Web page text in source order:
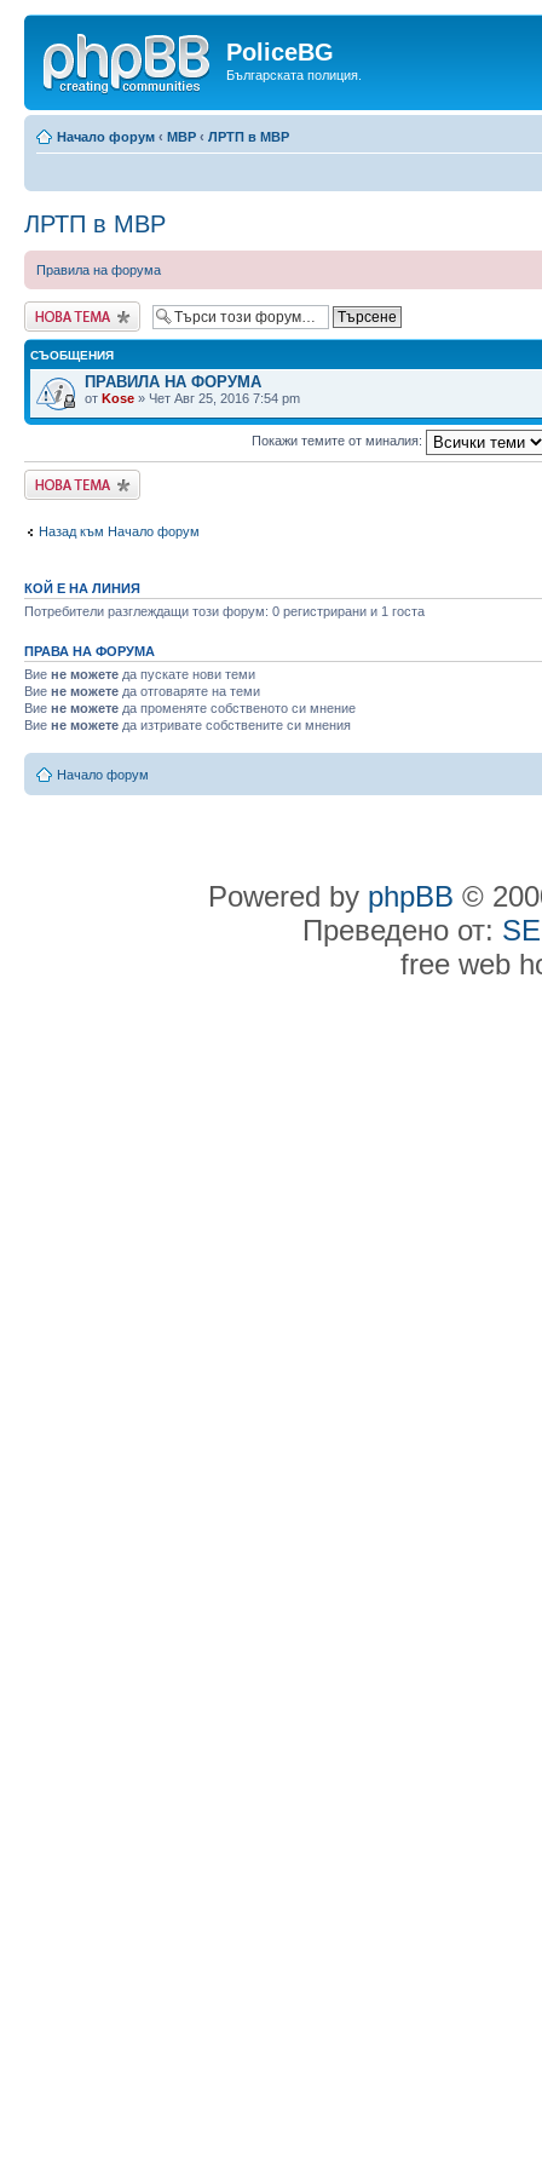
PoliceBG
Българската полиция.
Начало форум ‹ МВР ‹ ЛРТП в МВР
ЛРТП в МВР
Правила на форума
Публикувай нова
тема
СЪОБЩЕНИЯ
ПРАВИЛА НА ФОРУМА
от Kose » Чет Авг 25, 2016 7:54 pm
Покажи темите от миналия:
Публикувай нова
тема
Назад към Начало форум
КОЙ Е НА ЛИНИЯ
Потребители разглеждащи този форум: 0 регистрирани и 1 госта
ПРАВА НА ФОРУМА
Вие не можете да пускате нови теми
Вие не можете да отговаряте на теми
Вие не можете да променяте собственото си мнение
Вие не можете да изтривате собствените си мнения
Начало форум
Powered by phpBB ©
Преведено от:
free web